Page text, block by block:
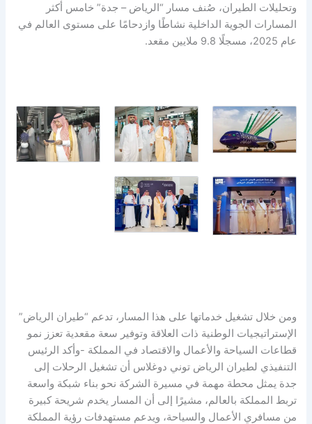
وتحليلات الطيران، صُنف مسار “الرياض – جدة” خامس أكثر
المسارات الجوية الداخلية نشاطًا وازدحامًا على مستوى العالم في
عام 2025، مسجلًا 9.8 ملايين مقعد.
ومن خلال تشغيل خدماتها على هذا المسار، تدعم “طيران الرياض”
الإستراتيجيات الوطنية ذات العلاقة وتوفير سعة مقعدية تعزز نمو
قطاعات السياحة والأعمال والاقتصاد في المملكة -وأكد الرئيس
التنفيذي لطيران الرياض توني دوغلاس أن تشغيل الرحلات إلى
جدة يمثل محطة مهمة في مسيرة الشركة نحو بناء شبكة واسعة
تربط المملكة بالعالم، مشيرًا إلى أن المسار يخدم شريحة كبيرة
من مسافري الأعمال والسياحة، ويدعم مستهدفات رؤية المملكة